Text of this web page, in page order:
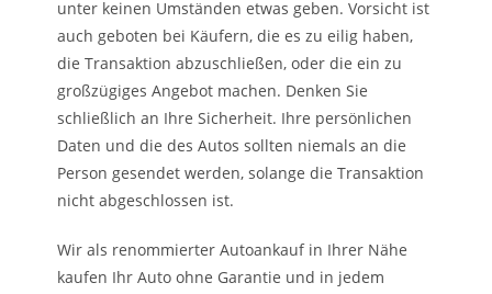
unter keinen Umständen etwas geben. Vorsicht ist
auch geboten bei Käufern, die es zu eilig haben,
die Transaktion abzuschließen, oder die ein zu
großzügiges Angebot machen. Denken Sie
schließlich an Ihre Sicherheit. Ihre persönlichen
Daten und die des Autos sollten niemals an die
Person gesendet werden, solange die Transaktion
nicht abgeschlossen ist.
Wir als renommierter Autoankauf in Ihrer Nähe
kaufen Ihr Auto ohne Garantie und in jedem